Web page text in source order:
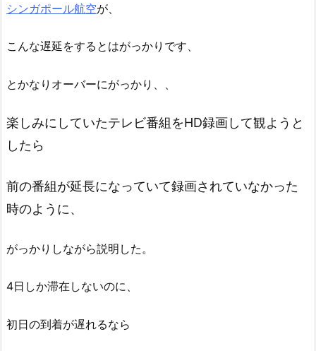
シンガポール航空が、
こんな遅延をするとはがっかりです、
とかなりオーバーにがっかり、、
楽しみにしていたテレビ番組をHD録画して観ようと
したら
前の番組が延長になっていて録画されていなかった
時のように、
がっかりしながら説明した。
4日しか滞在しないのに、
初日の到着が遅れるなら